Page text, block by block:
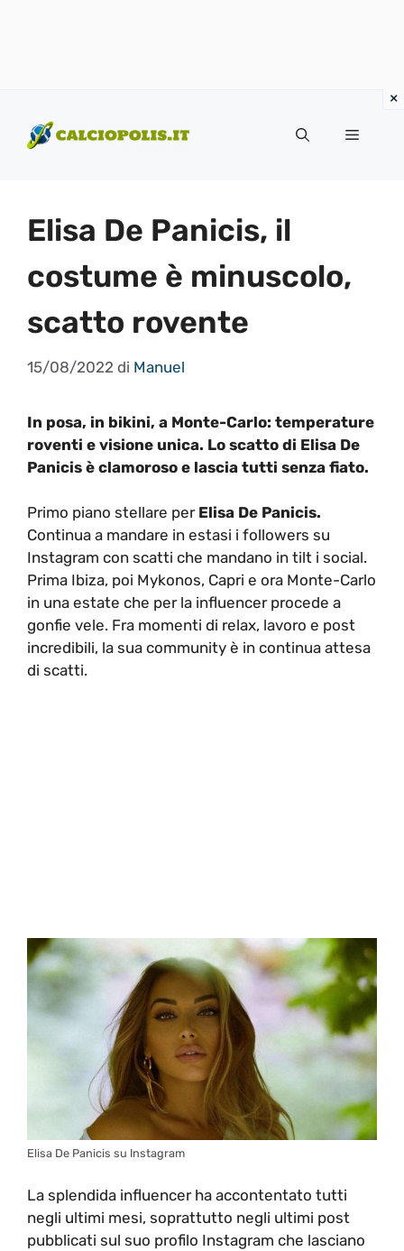
contenuto
Menu
Elisa De Panicis, il
costume è minuscolo,
scatto rovente
15/08/2022 di Manuel
In posa, in bikini, a Monte-Carlo: temperature
roventi e visione unica. Lo scatto di Elisa De
Panicis è clamoroso e lascia tutti senza fiato.
Primo piano stellare per Elisa De Panicis.
Continua a mandare in estasi i followers su
Instagram con scatti che mandano in tilt i social.
Prima Ibiza, poi Mykonos, Capri e ora Monte-Carlo
in una estate che per la influencer procede a
gonfie vele. Fra momenti di relax, lavoro e post
incredibili, la sua community è in continua attesa
di scatti.
Elisa De Panicis su Instagram
La splendida influencer ha accontentato tutti
negli ultimi mesi, soprattutto negli ultimi post
pubblicati sul suo profilo Instagram che lasciano